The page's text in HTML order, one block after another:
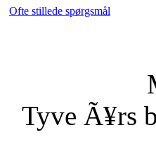
Ofte stillede spørgsmål
Tyve Ã¥rs